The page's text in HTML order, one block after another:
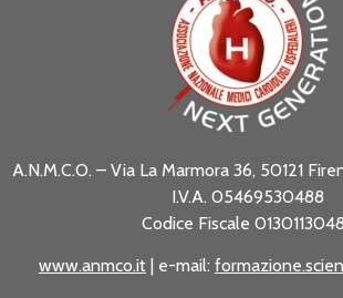
A.N.M.C.O. – Via La Marmora 36, 50121
I.V.A. 05469530488
Codice Fiscale
www.anmco.it | e-mail: